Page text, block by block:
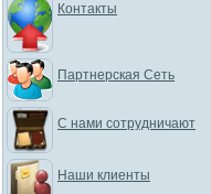
Контакты
Партнерская Сеть
С нами сотрудничают
Наши клиенты